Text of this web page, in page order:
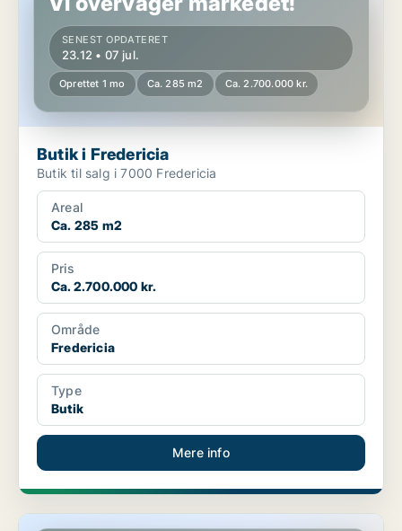
SENEST OPDATERET
23.12 • 07 jul.
Oprettet 1 mo Ca. 285 m2 Ca. 2.700.000 kr.
Butik i Fredericia
Butik til salg i 7000 Fredericia
Areal
Ca. 285 m2
Pris
Ca. 2.700.000 kr.
Område
Fredericia
Type
Butik
Mere info
Butik i Aabenraa